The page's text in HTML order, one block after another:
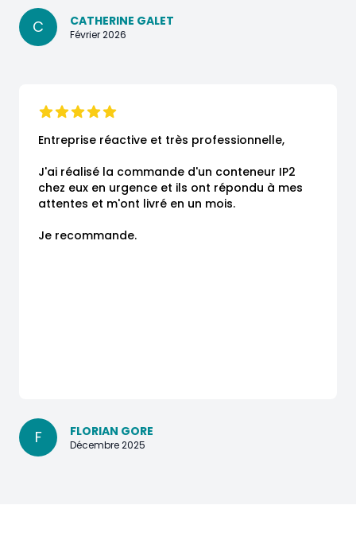
C CATHERINE GALET
Février 2026
Entreprise réactive et très professionnelle,
J'ai réalisé la commande d'un conteneur IP2
chez eux en urgence et ils ont répondu à mes
attentes et m'ont livré en un mois.
Je recommande.
F FLORIAN GORE
Décembre 2025